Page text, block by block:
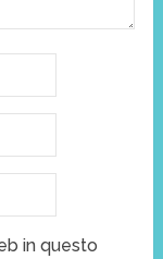
in questo